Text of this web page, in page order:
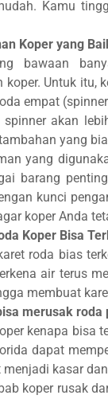
Kamu
Koper yang
bawaan
Untuk itu,
empat
akan
yang
yang
barang
kunci
koper Anda
Koper Bisa
roda bias
air terus
membuat
merusak roda
kenapa bisa
dapat
kasar
koper rusak